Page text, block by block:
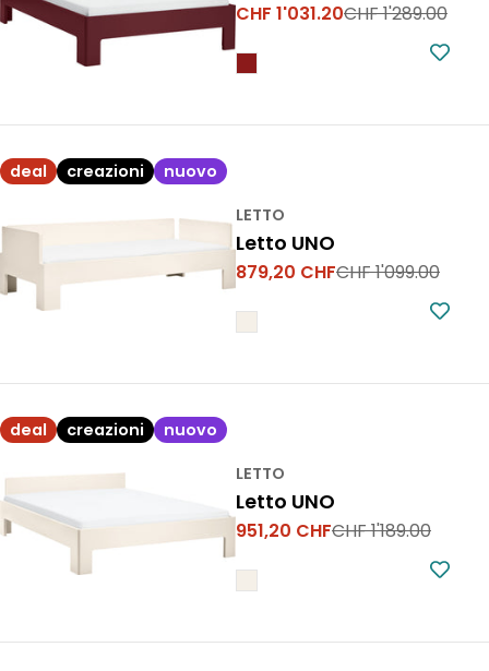
Prezzo
vendita
CHF 1'031.20
Prezzo
CHF 1'289.00
deal creazioni nuovo
LETTO
Letto UNO
Prezzo
vendita
879,20 CHF
Prezzo
CHF 1'099.00
deal creazioni nuovo
LETTO
Letto UNO
Prezzo
vendita
951,20 CHF
Prezzo
CHF 1'189.00